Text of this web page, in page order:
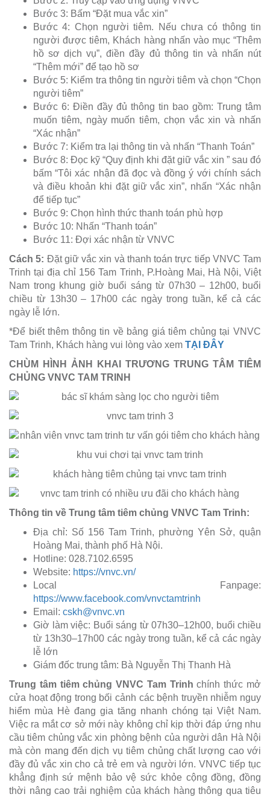
Bước 3: Bấm “Đặt mua vắc xin”
Bước 4: Chọn người tiêm. Nếu chưa có thông tin
người được tiêm, Khách hàng nhấn vào mục “Thêm
hồ sơ dịch vụ”, điền đầy đủ thông tin và nhấn nút
“Thêm mới” để tạo hồ sơ
Bước 5: Kiểm tra thông tin người tiêm và chọn “Chọn
người tiêm”
Bước 6: Điền đầy đủ thông tin bao gồm: Trung tâm
muốn tiêm, ngày muốn tiêm, chọn vắc xin và nhấn
“Xác nhận”
Bước 7: Kiểm tra lại thông tin và nhấn “Thanh Toán”
Bước 8: Đọc kỹ “Quy định khi đặt giữ vắc xin ” sau đó
bấm “Tôi xác nhận đã đọc và đồng ý với chính sách
và điều khoản khi đặt giữ vắc xin”, nhấn “Xác nhận
để tiếp tục”
Bước 9: Chọn hình thức thanh toán phù hợp
Bước 10: Nhấn “Thanh toán”
Bước 11: Đợi xác nhận từ VNVC
Cách 5: Đặt giữ vắc xin và thanh toán trực tiếp VNVC Tam
Trinh tại địa chỉ 156 Tam Trinh, P.Hoàng Mai, Hà Nội, Việt
Nam trong khung giờ buổi sáng từ 07h30 – 12h00, buổi
chiều từ 13h30 – 17h00 các ngày trong tuần, kể cả các
ngày lễ lớn.
*Để biết thêm thông tin về bảng giá tiêm chủng tại VNVC
Tam Trinh, Khách hàng vui lòng vào xem TẠI ĐÂY
CHÙM HÌNH ẢNH KHAI TRƯƠNG TRUNG TÂM TIÊM
CHỦNG VNVC TAM TRINH
Thông tin về Trung tâm tiêm chủng VNVC Tam Trinh:
Địa chỉ: Số 156 Tam Trinh, phường Yên Sở, quận
Hoàng Mai, thành phố Hà Nội.
Hotline: 028.7102.6595
Website: https://vnvc.vn/
Local Fanpage:
https://www.facebook.com/vnvctamtrinh
Email: cskh@vnvc.vn
Giờ làm việc: Buổi sáng từ 07h30–12h00, buổi chiều
từ 13h30–17h00 các ngày trong tuần, kể cả các ngày
lễ lớn
Giám đốc trung tâm: Bà Nguyễn Thị Thanh Hà
Trung tâm tiêm chủng VNVC Tam Trinh chính thức mở
cửa hoạt động trong bối cảnh các bệnh truyền nhiễm nguy
hiểm mùa Hè đang gia tăng nhanh chóng tại Việt Nam.
Việc ra mắt cơ sở mới này không chỉ kịp thời đáp ứng nhu
cầu tiêm chủng vắc xin phòng bệnh của người dân Hà Nội
mà còn mang đến dịch vụ tiêm chủng chất lượng cao với
đầy đủ vắc xin cho cả trẻ em và người lớn. VNVC tiếp tục
khẳng định sứ mệnh bảo vệ sức khỏe cộng đồng, đồng
thời nâng cao trải nghiệm của khách hàng thông qua tiêu